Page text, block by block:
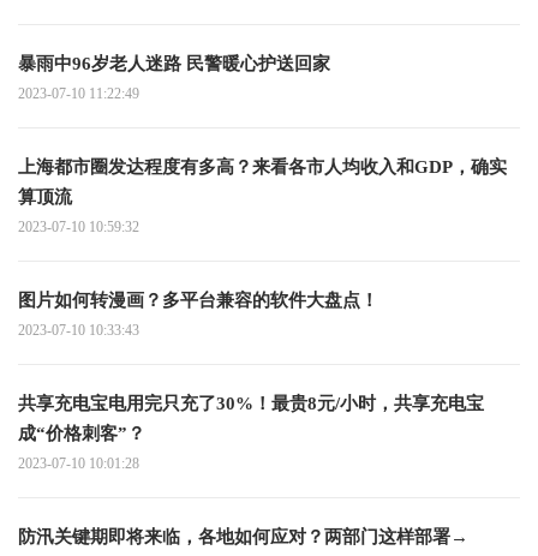
暴雨中96岁老人迷路 民警暖心护送回家
2023-07-10 11:22:49
上海都市圈发达程度有多高？来看各市人均收入和GDP，确实
算顶流
2023-07-10 10:59:32
图片如何转漫画？多平台兼容的软件大盘点！
2023-07-10 10:33:43
共享充电宝电用完只充了30%！最贵8元/小时，共享充电宝
成“价格刺客”？
2023-07-10 10:01:28
防汛关键期即将来临，各地如何应对？两部门这样部署→